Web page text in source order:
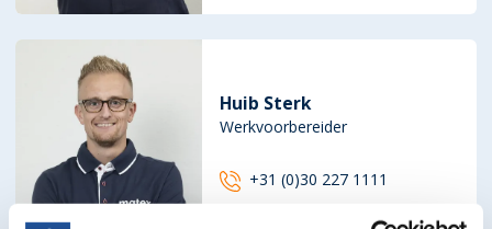
Huib Sterk
Werkvoorbereider
+31 (0)30 227 1111